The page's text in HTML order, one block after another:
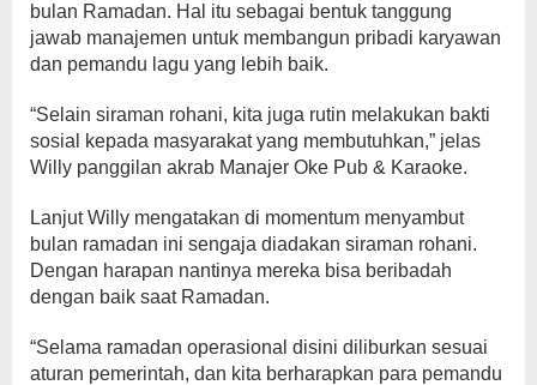
bulan Ramadan. Hal itu sebagai bentuk tanggung
jawab manajemen untuk membangun pribadi karyawan
dan pemandu lagu yang lebih baik.
“Selain siraman rohani, kita juga rutin melakukan bakti
sosial kepada masyarakat yang membutuhkan,” jelas
Willy panggilan akrab Manajer Oke Pub & Karaoke.
Lanjut Willy mengatakan di momentum menyambut
bulan ramadan ini sengaja diadakan siraman rohani.
Dengan harapan nantinya mereka bisa beribadah
dengan baik saat Ramadan.
“Selama ramadan operasional disini diliburkan sesuai
aturan pemerintah, dan kita berharapkan para pemandu